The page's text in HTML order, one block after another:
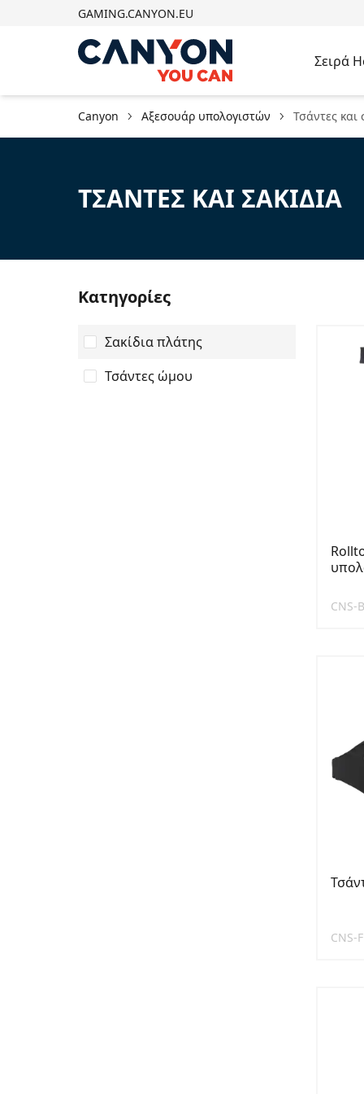
GAMING.CANYON.EU
Σειρά
Canyon Αξεσουάρ υπολογιστών Τσάντες και
ΤΣΆΝΤΕΣ ΚΑΙ ΣΑΚΊΔΙΑ
Κατηγορίες
Σακίδια πλάτης
Τσάντες ώμου
CNS-
CNS-